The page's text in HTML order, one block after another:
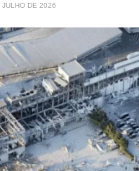
JULHO DE 2026